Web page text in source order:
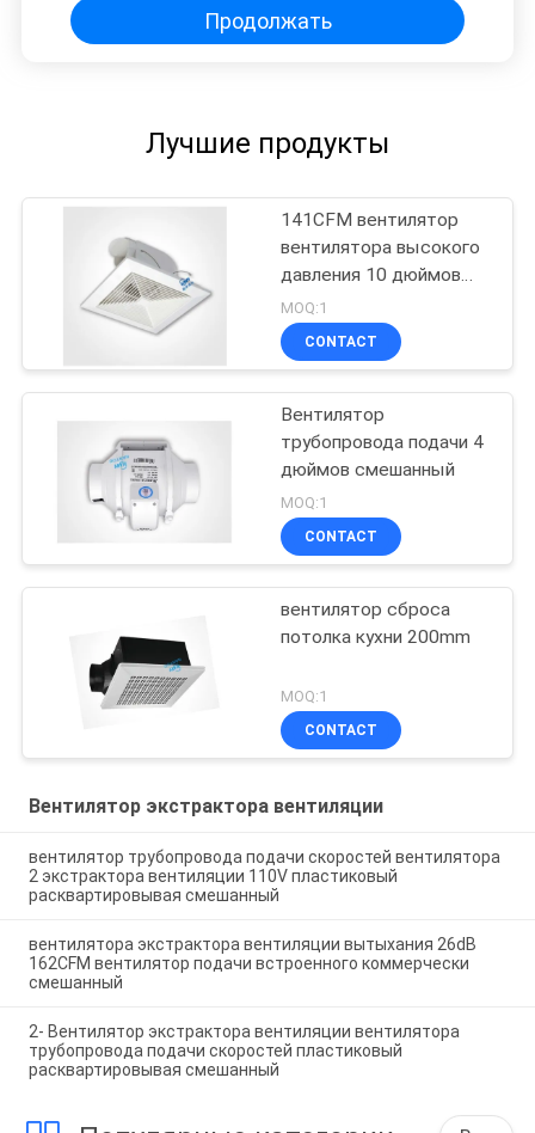
Продолжать
Лучшие продукты
141CFM вентилятор
вентилятора высокого
давления 10 дюймов
свежий
MOQ:1
CONTACT
Вентилятор
трубопровода подачи 4
дюймов смешанный
MOQ:1
CONTACT
вентилятор сброса
потолка кухни 200mm
MOQ:1
CONTACT
Вентилятор экстрактора вентиляции
вентилятор трубопровода подачи скоростей вентилятора
2 экстрактора вентиляции 110V пластиковый
расквартировывая смешанный
вентилятора экстрактора вентиляции вытыхания 26dB
162CFM вентилятор подачи встроенного коммерчески
смешанный
2- Вентилятор экстрактора вентиляции вентилятора
трубопровода подачи скоростей пластиковый
расквартировывая смешанный